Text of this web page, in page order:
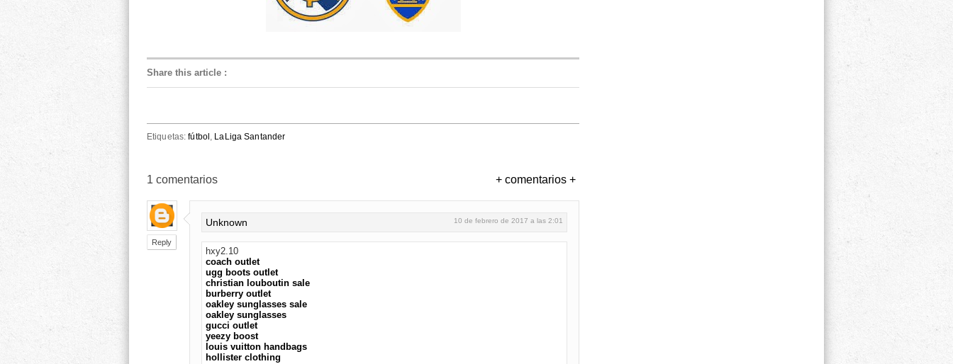
Share this article :
Etiquetas:fútbol , LaLiga Santander
+ comentarios +
1 comentarios
Reply
Unknown 10 de febrero de 2017 a las 2:01
hxy2.10
coach outlet
ugg boots outlet
christian louboutin sale
burberry outlet
oakley sunglasses sale
oakley sunglasses
gucci outlet
yeezy boost
louis vuitton handbags
hollister clothing